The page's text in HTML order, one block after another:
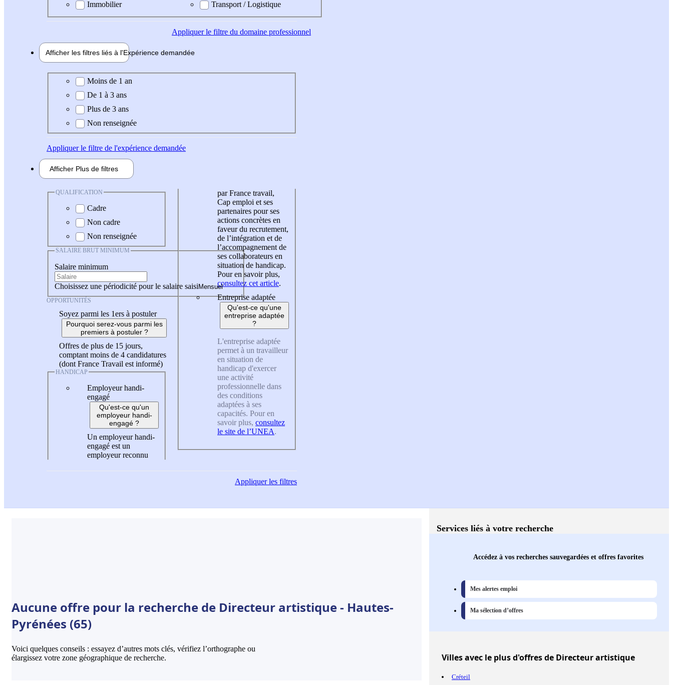
Immobilier
Transport / Logistique
Appliquerle filtre du domaine professionnel
Afficher les filtres liés à l'Expérience demandée
Expérience demandée
Moins de 1 an
De 1 à 3 ans
Plus de 3 ans
Non renseignée
Appliquerle filtre de l'expérience demandée
Afficher Plus de filtres
QUALIFICATION
Cadre
Non cadre
Non renseignée
SALAIRE BRUT MINIMUM
Salaire minimum
Choisissez une périodicité pour le salaire saisi
OPPORTUNITÉS
Soyez parmi les 1ers à postuler
Pourquoi serez-vous parmi les
premiers à postuler ?
Offres de plus de 15 jours,
comptant moins de 4 candidatures
(dont France Travail est informé)
HANDICAP
Employeur handi-
engagé
Qu'est-ce qu'un
employeur handi-
engagé ?
Un employeur handi-
engagé est un
employeur reconnu
par France travail,
Cap emploi et ses
partenaires pour ses
actions concrètes en
faveur du recrutement,
de l’intégration et de
l’accompagnement de
ses collaborateurs en
situation de handicap.
Pour en savoir plus,
consultez cet article.
Entreprise adaptée
Qu'est-ce qu'une
entreprise adaptée
?
L'entreprise adaptée
permet à un travailleur
en situation de
handicap d'exercer
une activité
professionnelle dans
des conditions
adaptées à ses
capacités. Pour en
savoir plus, consultez
le site de l’UNEA.
Appliquerles filtres
Aucune offre pour la recherche de Directeur artistique - Hautes-
Pyrénées (65)
Voici quelques conseils : essayez d’autres mots clés, vérifiez l’orthographe ou
élargissez votre zone géographique de recherche.
Services liés à votre recherche
Accédez à vos recherches sauvegardées et offres favorites
Mes alertes emploi
Ma sélection d’offres
Villesavec le plus d'offres de Directeur artistique
Créteil